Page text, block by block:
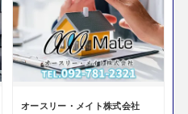
オースリー・メイト株式会社